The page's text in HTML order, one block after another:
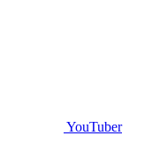
YouTuber